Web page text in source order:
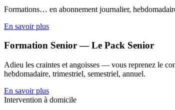
Formations… en abonnement journalier,
En savoir plus
Formation Senior — Le Pack Senior
Adieu les craintes et angoisses — vous reprenez le
hebdomadaire, trimestriel, semestriel, annuel.
En savoir plus
Intervention à domicile